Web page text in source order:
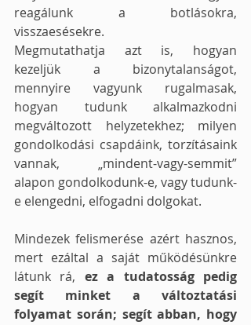
reagálunk a botlásokra,
visszaesésekre.
Megmutathatja azt is, hogyan
kezeljük a bizonytalanságot,
mennyire vagyunk rugalmasak,
hogyan tudunk alkalmazkodni
megváltozott helyzetekhez; milyen
gondolkodási csapdáink, torzításaink
vannak, „mindent-vagy-semmit”
alapon gondolkodunk-e, vagy tudunk-
e elengedni, elfogadni dolgokat.
Mindezek felismerése azért hasznos,
mert ezáltal a saját működésünkre
látunk rá, ez a tudatosság pedig
segít minket a változtatási
folyamat során; segít abban, hogy